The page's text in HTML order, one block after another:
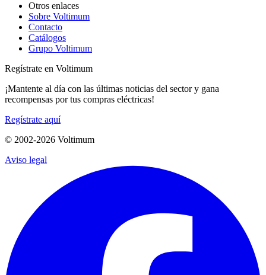
Otros enlaces
Sobre Voltimum
Contacto
Catálogos
Grupo Voltimum
Regístrate en Voltimum
¡Mantente al día con las últimas noticias del sector y gana
recompensas por tus compras eléctricas!
Regístrate aquí
© 2002-2026 Voltimum
Aviso legal